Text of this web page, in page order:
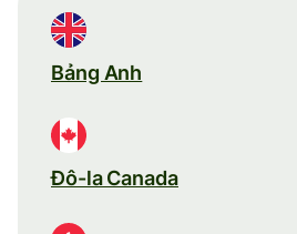
Bảng Anh
Đô-la Canada